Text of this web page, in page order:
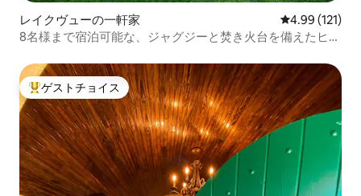
レイクヴューの一軒家 レビュー121
4.99 (121)
8名様まで宿泊可能な、ジャグジーと焚き火台を備えたヒル
大好評のゲストチョイスです。
ゲストチョイス